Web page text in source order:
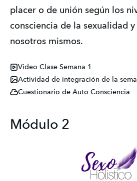
placer o de unión según los
consciencia de la sexualidad
nosotros mismos.
Video Clase Semana 1
Actividad de integración de la
Cuestionario de Auto Consciencia
Módulo 2